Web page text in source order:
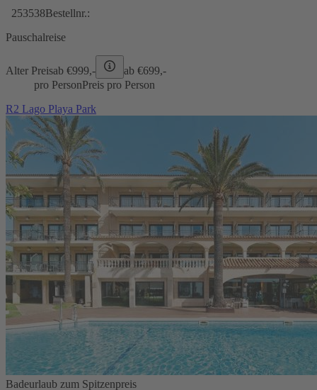
253538Bestellnr.:
Pauschalreise
Alter Preisab €999,- ab €699,-
pro PersonPreis pro Person
R2 Lago Playa Park
Badeurlaub zum Spitzenpreis